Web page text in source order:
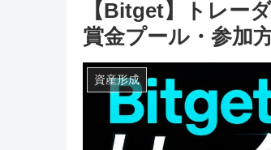
【Bitget】トレー
賞金プール・参加
資産形成